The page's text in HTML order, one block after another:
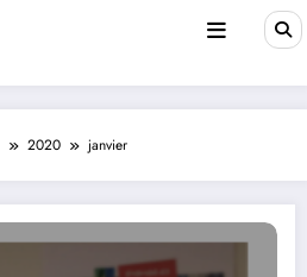
2020 janvier